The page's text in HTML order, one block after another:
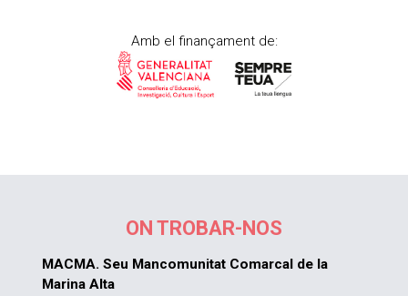
Amb el finançament de:
ON TROBAR-NOS
MACMA. Seu Mancomunitat Comarcal de la
Marina Alta